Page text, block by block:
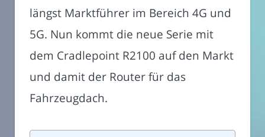
längst Marktführer im Bereich 4G und
5G. Nun kommt die neue Serie mit
dem Cradlepoint R2100 auf den Markt
und damit der Router für das
Fahrzeugdach.